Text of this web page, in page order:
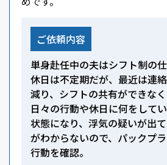
ご依頼内容
単身赴任中の夫はシフト制の
休日は不定期だが、最近は連
減り、シフトの共有ができなく
日々の行動や休日に何をして
状態になり、浮気の疑いが出
がわからないので、パックプ
行動を確認。